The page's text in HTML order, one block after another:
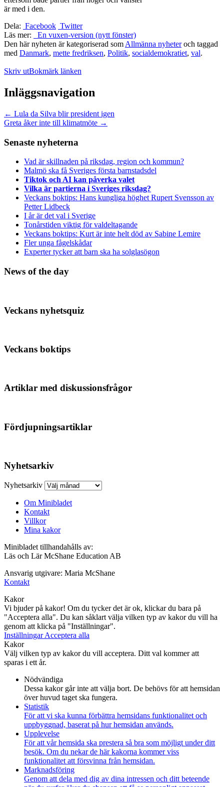
är med i den.
Dela: Facebook Twitter
Läs mer:
En vuxen-version (nytt fönster)
Den här nyheten är kategoriserad som Allmänna nyheteroch taggad
med Danmark, mette fredriksen, Politik, socialdemokratiet, val.
Skriv utBokmärk länken
Inläggsnavigation
← Lula da Silva blir president igen
Greta åker inte till klimatmöte →
Senaste nyheterna
Vad är skillnaden på riksdag, region och kommun?
Malmö ska få Sveriges första barnstadsdel
Tiktok och AI kan påverka valet
Vilka är partierna i Sveriges riksdag?
Veckans boktips: Hans kungliga höghet Rupert Svensson av
Petter Lidbeck
I år är det val i Sverige
Tonårstiden viktig för valdeltagande
Veckans boktips: Kurt är inte helt död av Sabine Lemire
Fler unga fågelskådar
Experter tycker att barn ska ha solglasögon
News of the day
Veckans nyhetsquiz
Veckans boktips
Artiklar med diskussionsfrågor
Fördjupningsartiklar
Nyhetsarkiv
Nyhetsarkiv
Om Minibladet
Kontakt
Villkor
Mina kakor
Minibladet tillhandahålls av:
Läs och Lär McShane Education AB
Ansvarig utgivare: Maria McShane
Kontakt
Kakor
Vi bjuder på kakor! Om du tycker det är ok, klickar du bara på
"Acceptera alla". Du kan såklart välja vilken typ av kakor du vill ha
genom att klicka på "Inställningar".
InställningarAcceptera alla
Kakor
Välj vilken typ av kakor du vill acceptera. Ditt val kommer att
sparas i ett år.
Nödvändiga
Dessa kakor går inte att välja bort. De behövs för att hemsidan
över huvud taget ska fungera.
Statistik
För att vi ska kunna förbättra hemsidans funktionalitet och
uppbyggnad, baserat på hur hemsidan används.
Upplevelse
För att vår hemsida ska prestera så bra som möjligt under ditt
besök. Om du nekar de här kakorna kommer viss
funktionalitet att försvinna från hemsidan.
Marknadsföring
Genom att dela med dig av dina intressen och ditt beteende